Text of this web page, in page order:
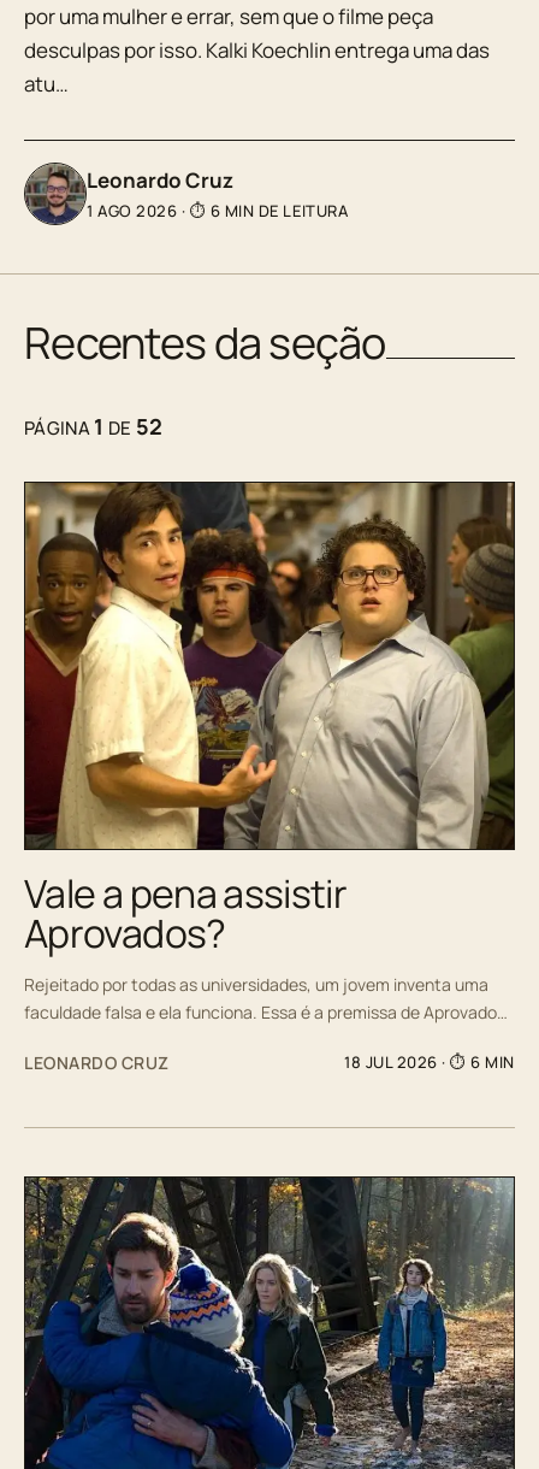
por uma mulher e errar, sem que o filme peça
desculpas por isso. Kalki Koechlin entrega uma das
atu…
Leonardo Cruz
1 AGO 2026 · ⏱ 6 MIN DE LEITURA
Recentes da seção
PÁGINA1 DE 52
Vale a pena assistir
Aprovados?
Rejeitado por todas as universidades, um jovem inventa uma
faculdade falsa e ela funciona. Essa é a premissa de Aprovado…
LEONARDO CRUZ 18 JUL 2026 · ⏱ 6 MIN